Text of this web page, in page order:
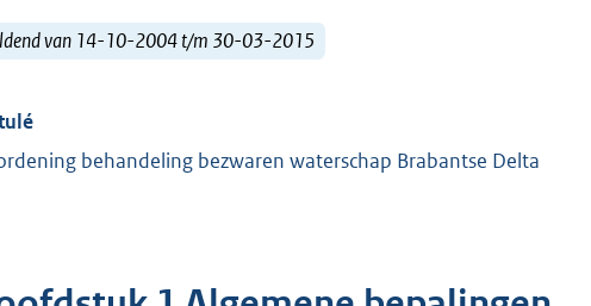
van 14-10-2004 t/m 30-03-2015
behandeling bezwaren waterschap Brabantse Delta